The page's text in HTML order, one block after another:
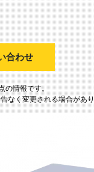
合わせ
の情報です。
なく変更される場合があ